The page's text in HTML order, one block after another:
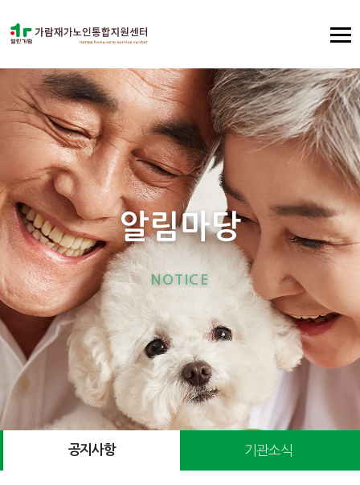
알림마당
N OT C E
공지사항 기관소식